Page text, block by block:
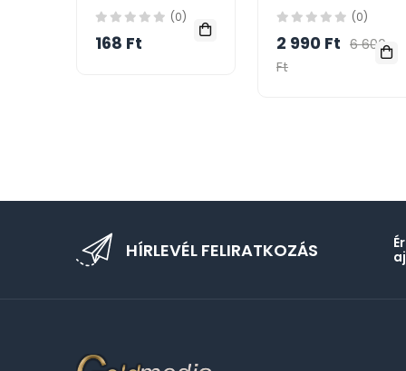
(0)
168 Ft
(0)
2 990 Ft 6 600
Ft
HÍRLEVÉL FELIRATKOZÁS